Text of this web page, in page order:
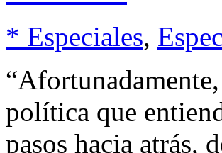
* Especiales,
política que
pasos hacia atrás,